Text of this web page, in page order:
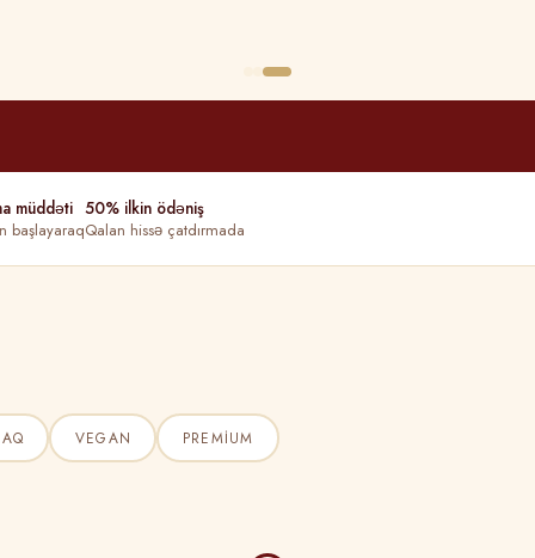
müddəti
başlayaraq
50% ilkin ödəniş
Qalan hissə çatdırmada
VEGAN PREMIUM